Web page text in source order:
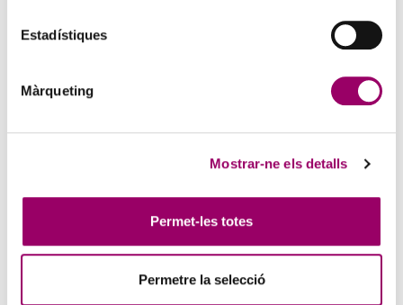
Estadístiques
Màrqueting
Mostrar-ne els detalls
Permet-les totes
Permetre la selecció